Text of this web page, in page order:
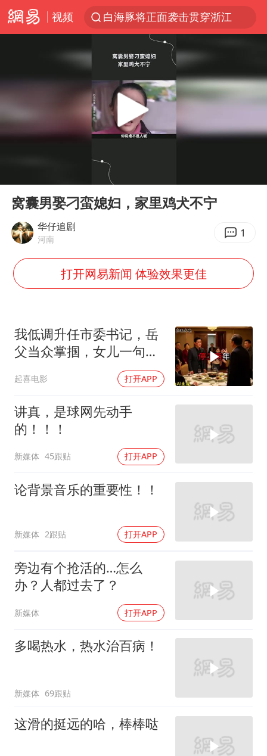
视频
白海豚将正面袭击贯穿浙江
杭州全市有序停课
《欢迎来龙餐馆》口碑
泰国初中生饮弹自尽前开了26枪
全民健身事业高质量发展
上四休三，但降薪1000元，你接受吗？
Play
窝囊男娶刁蛮媳妇，家里鸡犬不宁
华仔追剧
河南 1
打开网易新闻 体验效果更佳
我低调升任市委书记，岳
父当众掌掴，女儿一句话
起喜电影 打开APP
讲真，是球网先动手
的！！！
新媒体 45跟贴 打开APP
论背景音乐的重要性！！
新媒体 2跟贴 打开APP
旁边有个抢活的…怎么
办？人都过去了？
新媒体 打开APP
多喝热水，热水治百病！
新媒体 69跟贴
这滑的挺远的哈，棒棒哒